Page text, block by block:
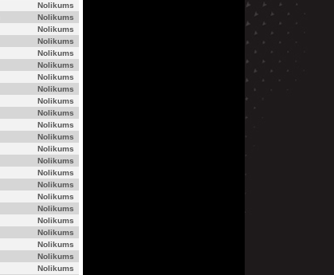
Nolikums
Nolikums
Nolikums
Nolikums
Nolikums
Nolikums
Nolikums
Nolikums
Nolikums
Nolikums
Nolikums
Nolikums
Nolikums
Nolikums
Nolikums
Nolikums
Nolikums
Nolikums
Nolikums
Nolikums
Nolikums
Nolikums
Nolikums